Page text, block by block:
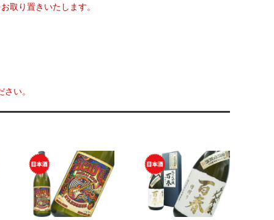
取り置きいたします。
い。